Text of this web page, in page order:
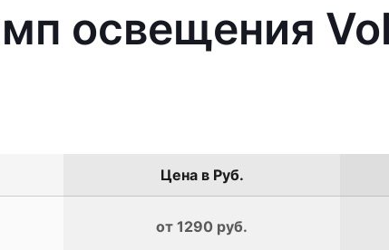
освещения
Цена в Руб.
от 1290 руб.